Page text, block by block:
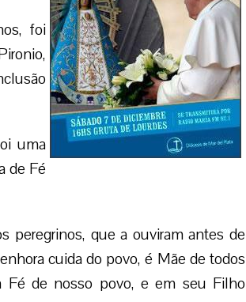
foi
uma
de Fé
peregrinos, que a ouviram antes de
cuida do povo, é Mãe de todos
de nosso povo, e em seu Filho